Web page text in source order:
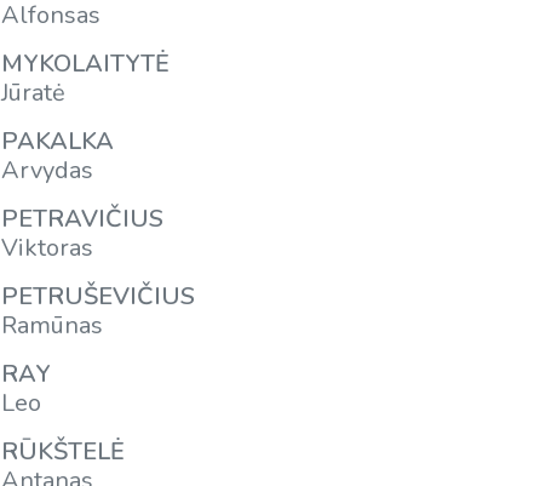
Alfonsas
MYKOLAITYTĖ
Jūratė
PAKALKA
Arvydas
PETRAVIČIUS
Viktoras
PETRUŠEVIČIUS
Ramūnas
RAY
Leo
RŪKŠTELĖ